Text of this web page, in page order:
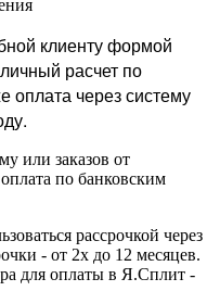
клиенту формой
расчет по
оплата через систему
или заказов от
по банковским
рассрочкой через
- от 2х до 12 месяцев.
для оплаты в Я.Сплит -